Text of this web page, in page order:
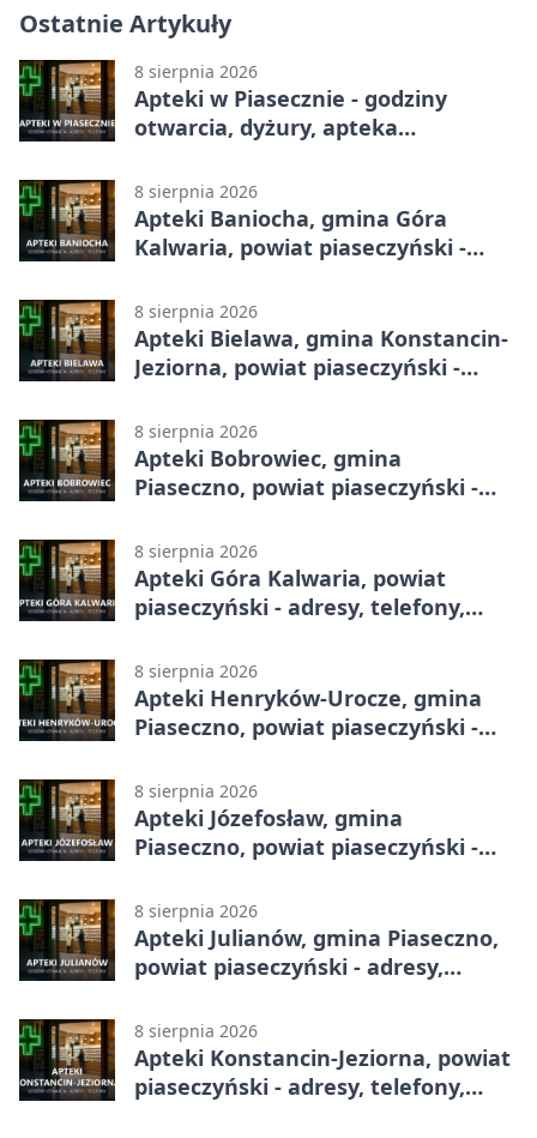
Ostatnie Artykuły
8 sierpnia 2026
Apteki w Piasecznie - godziny
otwarcia, dyżury, apteka
8 sierpnia 2026
Apteki Baniocha, gmina Góra
Kalwaria, powiat piaseczyński -
8 sierpnia 2026
Apteki Bielawa, gmina Konstancin-
Jeziorna, powiat piaseczyński -
8 sierpnia 2026
Apteki Bobrowiec, gmina
Piaseczno, powiat piaseczyński -
8 sierpnia 2026
Apteki Góra Kalwaria, powiat
piaseczyński - adresy, telefony,
8 sierpnia 2026
Apteki Henryków-Urocze, gmina
Piaseczno, powiat piaseczyński -
8 sierpnia 2026
Apteki Józefosław, gmina
Piaseczno, powiat piaseczyński -
8 sierpnia 2026
Apteki Julianów, gmina Piaseczno,
powiat piaseczyński - adresy,
8 sierpnia 2026
Apteki Konstancin-Jeziorna, powiat
piaseczyński - adresy, telefony,